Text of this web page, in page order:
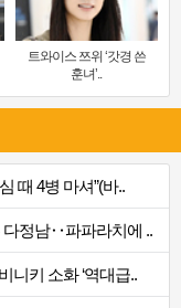
트와이스 쯔위 ‘갓경 쓴
훈녀’..
때 4병 마셔”(바..
다정남‥파파라치에 ..
니키 소화 ‘역대급..